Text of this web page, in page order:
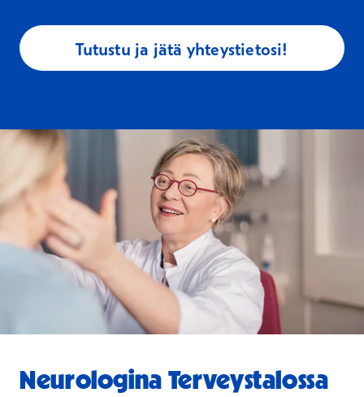
Tutustu ja jätä yhteystietosi!
Neurologina Terveystalossa